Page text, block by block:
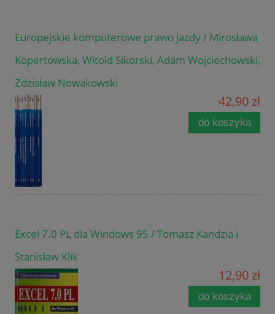
Europejskie komputerowe prawo jazdy / Mirosława
Kopertowska, Witold Sikorski, Adam Wojciechowski,
Zdzisław Nowakowski
42,90 zł
do koszyka
Excel 7.0 PL dla Windows 95 / Tomasz Kandzia i
Stanisław Klik
12,90 zł
do koszyka